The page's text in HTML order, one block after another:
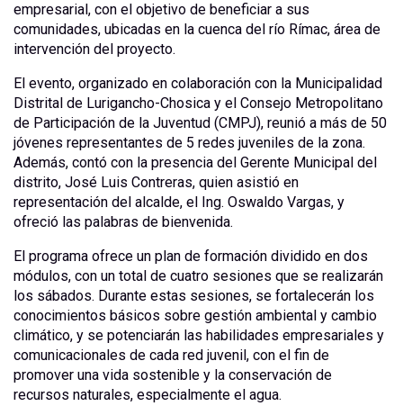
empresarial, con el objetivo de beneficiar a sus
comunidades, ubicadas en la cuenca del río Rímac, área de
intervención del proyecto.
El evento, organizado en colaboración con la Municipalidad
Distrital de Lurigancho-Chosica y el Consejo Metropolitano
de Participación de la Juventud (CMPJ), reunió a más de 50
jóvenes representantes de 5 redes juveniles de la zona.
Además, contó con la presencia del Gerente Municipal del
distrito, José Luis Contreras, quien asistió en
representación del alcalde, el Ing. Oswaldo Vargas, y
ofreció las palabras de bienvenida.
El programa ofrece un plan de formación dividido en dos
módulos, con un total de cuatro sesiones que se realizarán
los sábados. Durante estas sesiones, se fortalecerán los
conocimientos básicos sobre gestión ambiental y cambio
climático, y se potenciarán las habilidades empresariales y
comunicacionales de cada red juvenil, con el fin de
promover una vida sostenible y la conservación de
recursos naturales, especialmente el agua.